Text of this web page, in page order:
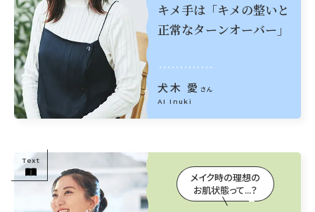
キメ手は「キメの整いと
正常なターンオーバー」
犬木 愛 さん
AI Inuki
Text
メイク時の理想の
お肌状態って...？